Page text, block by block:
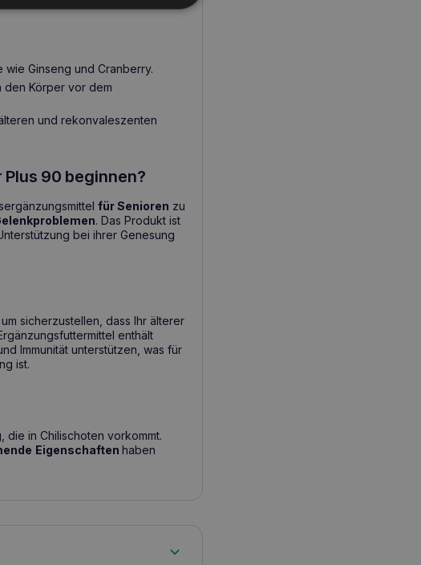
wie Ginseng und Cranberry.
den Körper vor dem
und rekonvaleszenten
Plus 90 beginnen?
für Senioren zu
. Das Produkt ist
bei ihrer Genesung
sicherzustellen, dass Ihr älterer
enthält
Immunität unterstützen, was für
ist.
die in Chilischoten vorkommt.
Eigenschaften haben